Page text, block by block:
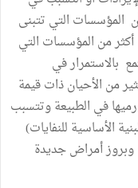
المؤسسات التي تتبنى
أكثر من المؤسسات التي
بالاستمرار في
من الأحيان ذات قيمة
في الطبيعة وتتسبب
الأساسية للنفايات)
وبروز أمراض جديدة